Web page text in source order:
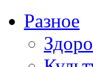
Разное